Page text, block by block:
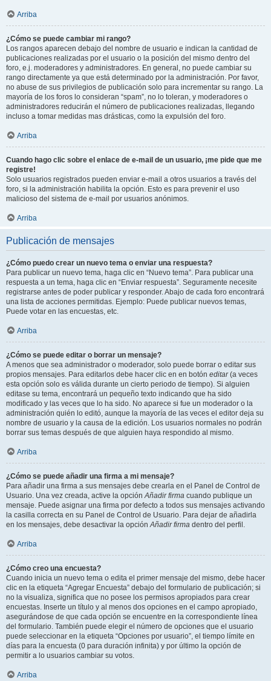
Arriba
¿Cómo se puede cambiar mi rango?
Los rangos aparecen debajo del nombre de usuario e indican la cantidad de
publicaciones realizadas por el usuario o la posición del mismo dentro del
foro, e.j. moderadores y administradores. En general, no puede cambiar su
rango directamente ya que está determinado por la administración. Por favor,
no abuse de sus privilegios de publicación solo para incrementar su rango. La
mayoría de los foros lo consideran “spam”, no lo toleran, y moderadores o
administradores reducirán el número de publicaciones realizadas, llegando
incluso a tomar medidas mas drásticas, como la expulsión del foro.
Arriba
Cuando hago clic sobre el enlace de e-mail de un usuario, ¡me pide que me
registre!
Solo usuarios registrados pueden enviar e-mail a otros usuarios a través del
foro, si la administración habilita la opción. Esto es para prevenir el uso
malicioso del sistema de e-mail por usuarios anónimos.
Arriba
Publicación de mensajes
¿Cómo puedo crear un nuevo tema o enviar una respuesta?
Para publicar un nuevo tema, haga clic en “Nuevo tema”. Para publicar una
respuesta a un tema, haga clic en “Enviar respuesta”. Seguramente necesite
registrarse antes de poder publicar y responder. Abajo de cada foro encontrará
una lista de acciones permitidas. Ejemplo: Puede publicar nuevos temas,
Puede votar en las encuestas, etc.
Arriba
¿Cómo se puede editar o borrar un mensaje?
A menos que sea administrador o moderador, solo puede borrar o editar sus
propios mensajes. Para editarlos debe hacer clic en en botón editar(a veces
esta opción solo es válida durante un cierto periodo de tiempo). Si alguien
editase su tema, encontrará un pequeño texto indicando que ha sido
modificado y las veces que lo ha sido. No aparece si fue un moderador o la
administración quién lo editó, aunque la mayoría de las veces el editor deja su
nombre de usuario y la causa de la edición. Los usuarios normales no podrán
borrar sus temas después de que alguien haya respondido al mismo.
Arriba
¿Cómo se puede añadir una firma a mi mensaje?
Para añadir una firma a sus mensajes debe crearla en el Panel de Control de
Usuario. Una vez creada, active la opciónAñadir firma cuando publique un
mensaje. Puede asignar una firma por defecto a todos sus mensajes activando
la casilla correcta en su Panel de Control de Usuario. Para dejar de añadirla
en los mensajes, debe desactivar la opciónAñadir firma dentro del perfil.
Arriba
¿Cómo creo una encuesta?
Cuando inicia un nuevo tema o edita el primer mensaje del mismo, debe hacer
clic en la etiqueta “Agregar Encuesta” debajo del formulario de publicación; si
no la visualiza, significa que no posee los permisos apropiados para crear
encuestas. Inserte un título y al menos dos opciones en el campo apropiado,
asegurándose de que cada opción se encuentre en la correspondiente línea
del formulario. También puede elegir el número de opciones que el usuario
puede seleccionar en la etiqueta “Opciones por usuario”, el tiempo límite en
días para la encuesta (0 para duración infinita) y por último la opción de
permitir a lo usuarios cambiar su votos.
Arriba